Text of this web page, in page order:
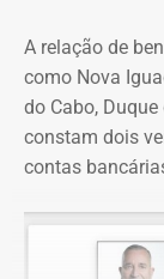
*Com
A relação de
como Nova
do Cabo,
constam dois
contas